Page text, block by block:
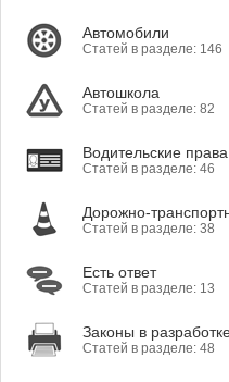
Автомобили
Статей в разделе: 146
Автошкола
Статей в разделе: 82
Водительские права
Статей в разделе: 46
Дорожно-
Статей в разделе: 38
Есть ответ
Статей в разделе: 13
Законы в
Статей в разделе: 48